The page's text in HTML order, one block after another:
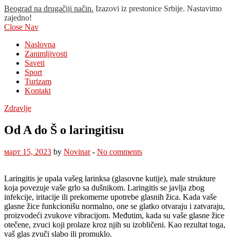
Beograd na drugačiji način. Izazovi iz prestonice Srbije. Nastavimo
zajedno!
Close Nav
Naslovna
Zanimljivosti
Saveti
Sport
Turizam
Kontakt
Zdravlje
Od A do Š o laringitisu
март 15, 2023 by Novinar- No comments
Laringitis je upala vašeg larinksa (glasovne kutije), male strukture
koja povezuje vaše grlo sa dušnikom. Laringitis se javlja zbog
infekcije, iritacije ili prekomerne upotrebe glasnih žica. Kada vaše
glasne žice funkcionišu normalno, one se glatko otvaraju i zatvaraju,
proizvodeći zvukove vibracijom. Međutim, kada su vaše glasne žice
otečene, zvuci koji prolaze kroz njih su izobličeni. Kao rezultat toga,
vaš glas zvuči slabo ili promuklo.